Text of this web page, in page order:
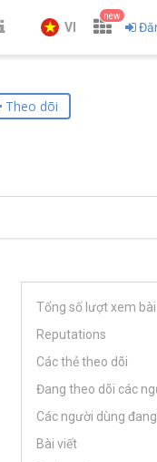
VI
new
Theo dõi
Tổng số lượt xem
Reputations
Các thẻ theo dõi
Đang theo dõi các
Các người dùng
Bài viết